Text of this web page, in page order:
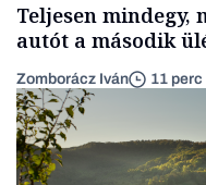
Teljesen mindegy,
autót a második
Zomborácz Iván 11 perc